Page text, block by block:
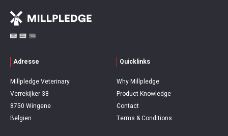
Adresse
Millpledge Veterinary
Verrekijker 38
8750 Wingene
Belgien
Quicklinks
Why Millpledge
Product Knowledge
Contact
Terms & Conditions